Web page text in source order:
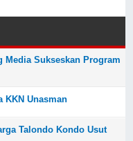
Media Sukseskan Program
KKN Unasman
Talondo Kondo Usut